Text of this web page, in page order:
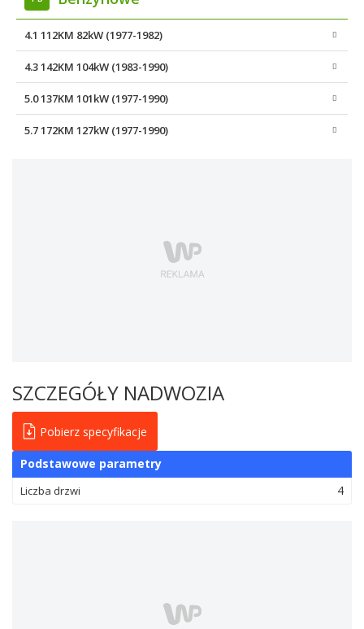
4.1 112KM 82kW (1977-1982)
4.3 142KM 104kW (1983-1990)
5.0 137KM 101kW (1977-1990)
5.7 172KM 127kW (1977-1990)
SZCZEGÓŁY NADWOZIA
Pobierz specyfikacje
Podstawowe parametry
Liczba drzwi 4